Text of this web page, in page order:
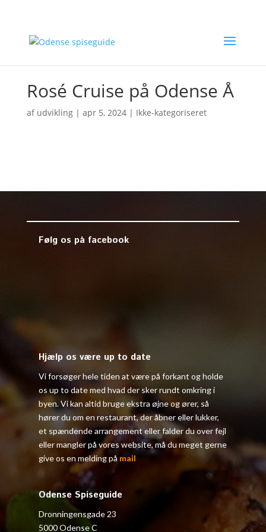
Rosé Cruise på Odense Å
af udvikling| apr 5, 2024| Ikke-kategoriseret
Følg os på facebook
Hjælp os være up to date
Vi forsøger hele tiden at være på forkant og holde
os up to date med hvad der sker rundt omkring i
byen. Vi kan altid bruge ekstra øjne og ører, så
hører du om en restaurant, der åbner eller lukker,
et spændende arrangement eller falder du over fejl
eller mangler på vores website, må du meget gerne
give os en melding på mail
Odense Spiseguide
Dronningensgade 23
5000 Odense C